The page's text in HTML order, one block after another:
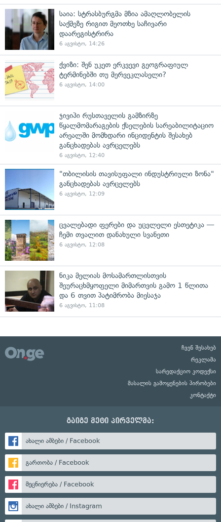
საია: სტრასბურგმა მზია ამაღლობელის
საქმეზე რიგით მეოთხე საჩივარი
დაარეგისტრირა
6 აგვისტო, 14:26
ქვიზი: შენ უკეთ ერკვევი გეოგრაფიულ
ტერმინებში თუ მერვეკლასელი?
6 აგვისტო, 14:00
ჯივიპი რუსთაველის გამზირზე
წყალმომარაგების ქსელების სარეაბილიტაციო
არეალში მომხდარი ინციდენტის შესახებ
განცხადებას ავრცელებს
6 აგვისტო, 12:40
"თბილისის თავისუფალი ინდუსტრიული ზონა"
განცხადებას ავრცელებს
6 აგვისტო, 12:09
ცვალებადი ფერები და უცვლელი ესთეტიკა —
ჩემი თვალით დანახული სვანეთი
6 აგვისტო, 12:08
ნიკა მელიას მოსამართლისთვის
შეურაცხმყოფელი მიმართვის გამო 1 წლითა
და 6 თვით პატიმრობა მიესაჯა
6 აგვისტო, 11:08
ჩვენ შესახებ
რეკლამა
სარედაქციო კოდექსი
მასალის გამოყენების პირობები
კონტაქტი
გაიგე მეტი პირველმა:
ახალი ამბები / Facebook
გართობა / Facebook
მეცნიერება / Facebook
ახალი ამბები / Instagram